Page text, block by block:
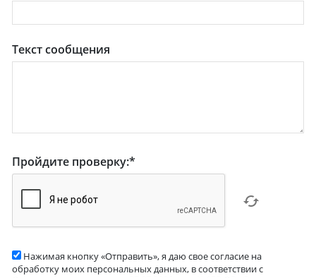
Текст сообщения
Пройдите проверку:*
Нажимая кнопку «Отправить», я даю свое согласие на
обработку моих персональных данных, в соответствии с